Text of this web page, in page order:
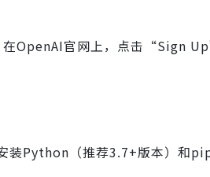
OpenAI官网上，点击“Sign
装Python（推荐3.7+版本）和